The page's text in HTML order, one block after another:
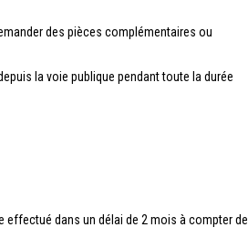
des pièces complémentaires ou
la voie publique pendant toute la durée
effectué dans un délai de 2 mois à compter de